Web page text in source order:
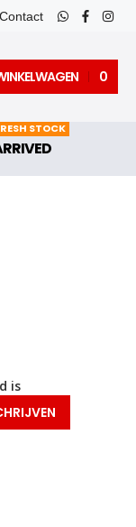
Contact
whatsapp
facebook
0
STOCK
is